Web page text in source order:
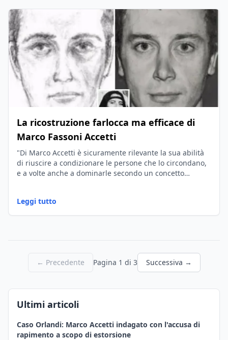
La ricostruzione farlocca ma efficace di
Marco Fassoni Accetti
"Di Marco Accetti è sicuramente rilevante la sua abilità
di riuscire a condizionare le persone che lo circondano,
e a volte anche a dominarle secondo un concetto
Leggi tutto
← Precedente Pagina 1 di 3 Successiva →
Ultimi articoli
Caso Orlandi: Marco Accetti indagato con l'accusa di
rapimento a scopo di estorsione